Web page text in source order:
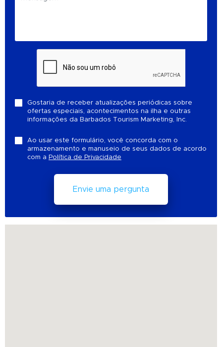
Gostaria de receber atualizações periódicas sobre
ofertas especiais, acontecimentos na ilha e outras
informações da Barbados Tourism Marketing, Inc.
Ao usar este formulário, você concorda com o
armazenamento e manuseio de seus dados de acordo
com a Política de Privacidade